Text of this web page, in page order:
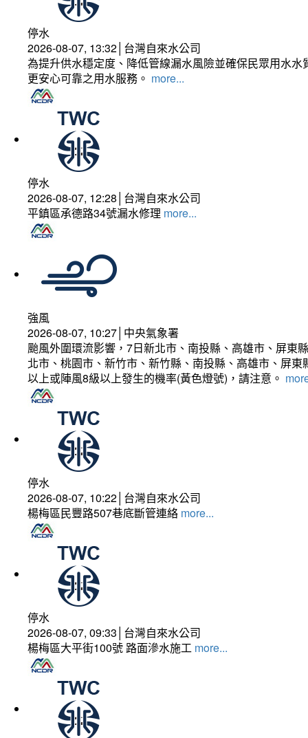
停水
2026-08-07, 13:32│台灣自來水公司
為提升供水穩定度、降低管線漏水風險並確保民眾用水
更安心可靠之用水服務。 more...
停水
2026-08-07, 12:28│台灣自來水公司
平鎮區承德路34號漏水修理 more...
強風
2026-08-07, 10:27│中央氣象署
颱風外圍環流影響，7日新北市、南投縣、高雄市、屏東
北市、桃園市、新竹市、新竹縣、南投縣、高雄市、屏
以上或陣風8級以上發生的機率(黃色燈號)，請注意。
停水
2026-08-07, 10:22│台灣自來水公司
楊梅區民豐路507巷底斷管連絡 more...
停水
2026-08-07, 09:33│台灣自來水公司
楊梅區大平街100號 路面滲水施工 more...